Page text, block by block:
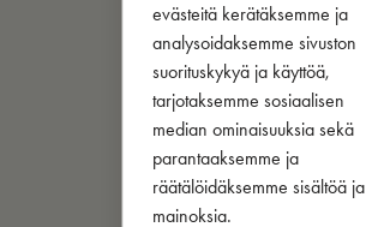
evästeitä kerätäksemme ja
analysoidaksemme sivuston
suorituskykyä ja käyttöä,
tarjotaksemme sosiaalisen
median ominaisuuksia sekä
parantaaksemme ja
räätälöidäksemme sisältöä ja
mainoksia.